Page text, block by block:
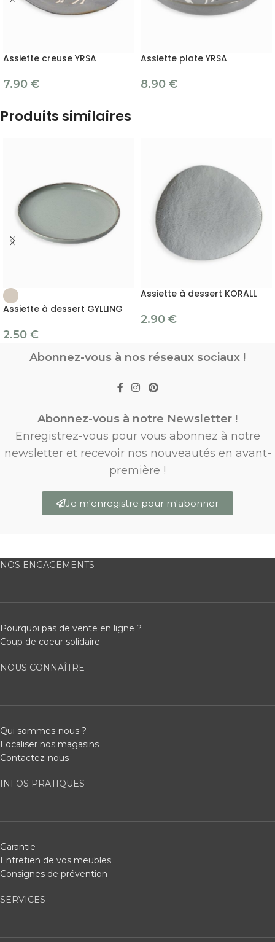
Assiette creuse YRSA
7.90 €
Assiette plate YRSA
8.90 €
Produits similaires
Assiette à dessert GYLLING
2.50 €
Assiette à dessert KORALL
2.90 €
Abonnez-vous à nos réseaux sociaux !
Abonnez-vous à notre Newsletter !
Enregistrez-vous pour vous abonnez à notre
newsletter et recevoir nos nouveautés en avant-
première !
Je m'enregistre pour m'abonner
NOS ENGAGEMENTS
Pourquoi pas de vente en ligne ?
Coup de coeur solidaire
NOUS CONNAÎTRE
Qui sommes-nous ?
Localiser nos magasins
Contactez-nous
INFOS PRATIQUES
Garantie
Entretien de vos meubles
Consignes de prévention
SERVICES